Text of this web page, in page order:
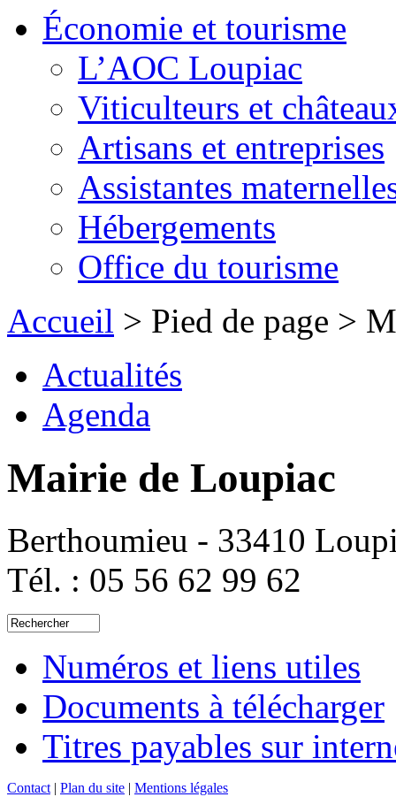
Économie et tourisme
L’AOC Loupiac
Viticulteurs et
Artisans et entreprises
Assistantes
Hébergements
Office du tourisme
Accueil > Pied de page >
Actualités
Agenda
Mairie de Loupiac
Berthoumieu - 33410
Tél. : 05 56 62 99 62
Numéros et liens utiles
Documents à télécharger
Titres payables sur
Contact | Plan du site | Mentions légales